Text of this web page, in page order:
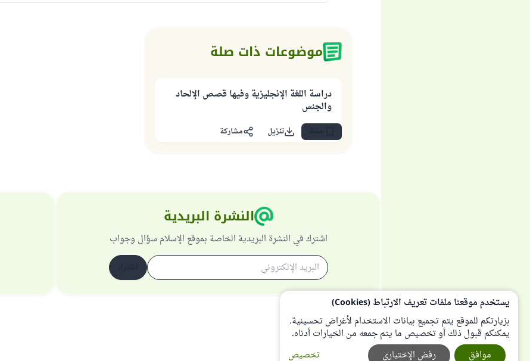
موضوعات ذات صلة
دراسة اللغة الإنجليزية وفيها قصص الإلحاد
والجنس
تنزيل مشاركة
النشرة البريدية
اشترك في النشرة البريدية الخاصة بموقع الإسلام سؤال وجواب
يستخدم موقعنا ملفات تعريف الارتباط (Cookies)
بزيارتكم للموقع يتم تجميع بيانات الاستخدام لأغراض تحسينية.
يمكنكم قبول ذلك أو تخصيص ما يتم جمعه من الخيارات أدناه.
تخصيص
رفض الإختياري موافق